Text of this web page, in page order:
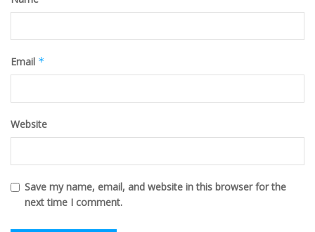
Email *
Website
Save my name, email, and website in this browser for the
next time I comment.